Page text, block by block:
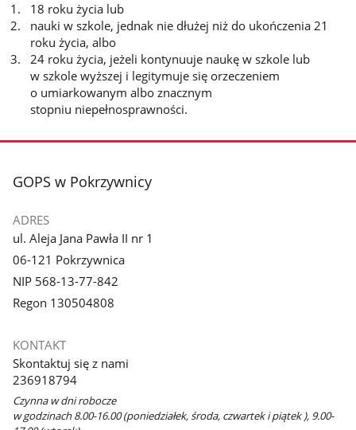
18 roku życia lub
nauki w szkole, jednak nie dłużej niż do ukończenia 21
roku życia, albo
24 roku życia, jeżeli kontynuuje naukę w szkole lub
w szkole wyższej i legitymuje się orzeczeniem
o umiarkowanym albo znacznym
stopniu niepełnosprawności.
stopka
GOPS w Pokrzywnicy
ADRES
ul. Aleja Jana Pawła II nr 1
06-121 Pokrzywnica
NIP 568-13-77-842
Regon 130504808
KONTAKT
Skontaktuj się z nami
236918794
Czynna w dni robocze
w godzinach 8.00-16.00 (poniedziałek, środa, czwartek i piątek ), 9.00-